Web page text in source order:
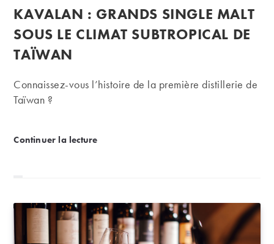
la
publication :
KAVALAN : GRANDS SINGLE MALT
SOUS LE CLIMAT SUBTROPICAL DE
TAÏWAN
Connaissez-vous l’histoire de la première distillerie de
Taïwan ?
Continuer la lectureKavalan : grands single malt sous le climat